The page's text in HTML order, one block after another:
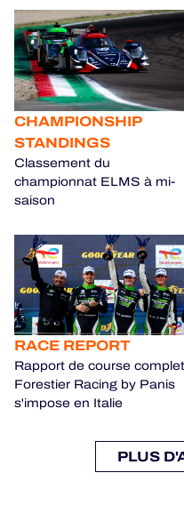
CHAMPIONSHIP
STANDINGS
Classement du
championnat ELMS à mi-
saison
RACE REPORT
Rapport de course
Forestier Racing by Panis
s'impose en Italie
PLUS